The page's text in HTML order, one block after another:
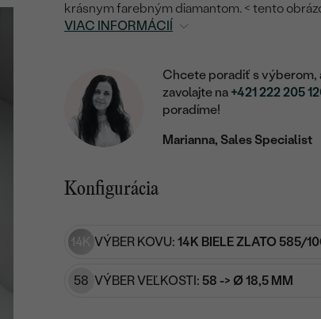
krásnym farebným diamantom. < tento
VIAC INFORMÁCIÍ
Chcete poradiť s výberom,
zavolajte na +421 222 205
poradíme!
Marianna, Sales Specialist
Konfigurácia
14K VÝBER KOVU: 14K BIELE ZLATO 585/
58 VÝBER VEĽKOSTI: 58 -> Ø 18,5 MM